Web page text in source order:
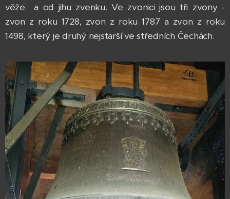
věže a od jihu zvenku. Ve zvonici jsou tři zvony -
zvon z roku 1728, zvon z roku 1787 a zvon z roku
1498, který je druhý nejstarší ve středních Čechách.